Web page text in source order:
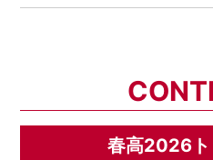
春高2026ト